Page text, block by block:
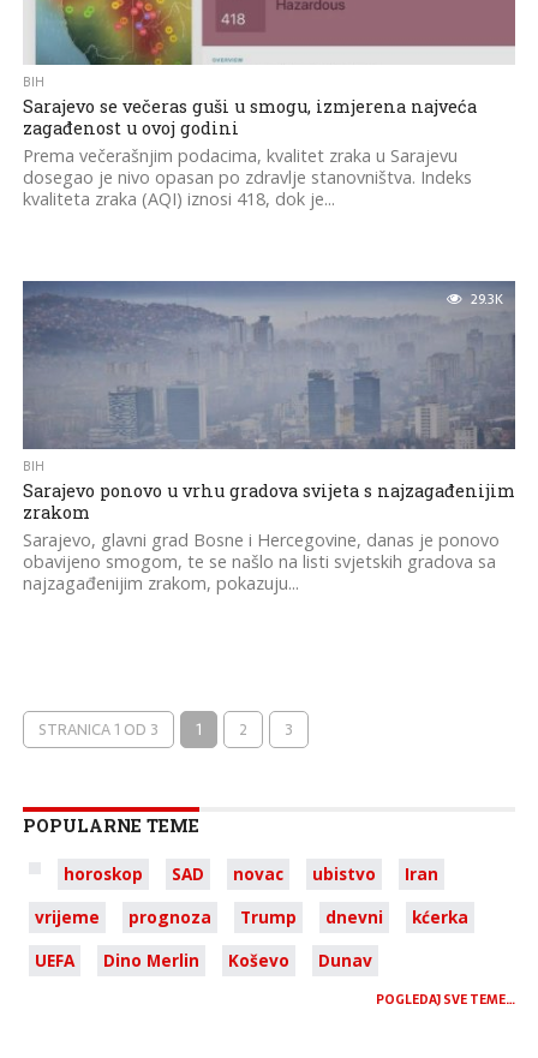
BIH
Sarajevo se večeras guši u smogu, izmjerena najveća
zagađenost u ovoj godini
Prema večerašnjim podacima, kvalitet zraka u Sarajevu
dosegao je nivo opasan po zdravlje stanovništva. Indeks
kvaliteta zraka (AQI) iznosi 418, dok je...
29.3K
BIH
Sarajevo ponovo u vrhu gradova svijeta s najzagađenijim
zrakom
Sarajevo, glavni grad Bosne i Hercegovine, danas je ponovo
obavijeno smogom, te se našlo na listi svjetskih gradova sa
najzagađenijim zrakom, pokazuju...
STRANICA 1 OD 3 1 2 3
POPULARNE TEME
horoskop SAD novac ubistvo
Iran
vrijeme
prognoza Trump dnevni
kćerka
UEFA
Dino Merlin Koševo Dunav
POGLEDAJ SVE TEME…